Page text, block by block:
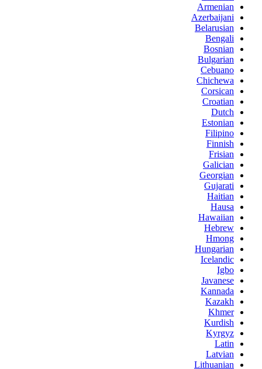
Armenian
Azerbaijani
Belarusian
Bengali
Bosnian
Bulgarian
Cebuano
Chichewa
Corsican
Croatian
Dutch
Estonian
Filipino
Finnish
Frisian
Galician
Georgian
Gujarati
Haitian
Hausa
Hawaiian
Hebrew
Hmong
Hungarian
Icelandic
Igbo
Javanese
Kannada
Kazakh
Khmer
Kurdish
Kyrgyz
Latin
Latvian
Lithuanian